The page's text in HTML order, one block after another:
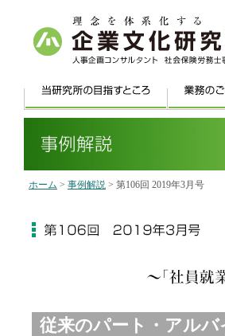
ホーム > 事例解説 > 第106回 2019年3月号
従来のパート・アル